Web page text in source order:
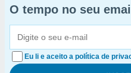
O tempo no seu email
Eu li e aceito a política de